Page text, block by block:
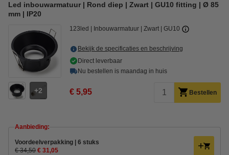
Led inbouwarmatuur | Rond diep | Zwart | GU10 fitting | Ø 85
mm | IP20
2
123led Inbouwarmatuur Zwart GU10
Bekijk de specificaties en beschrijving
Direct leverbaar
Nu bestellen is maandag in huis
€ 5,95 Bestellen
Aanbieding:
Voordeelverpakking | 6 stuks
€ 34,50 € 31,05